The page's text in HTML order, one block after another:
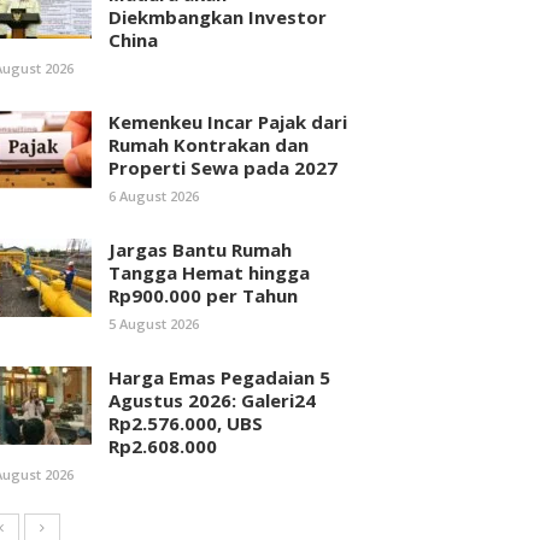
Diekmbangkan Investor
China
2026
Kemenkeu Incar Pajak dari
Rumah Kontrakan dan
Properti Sewa pada 2027
6 August 2026
Jargas Bantu Rumah
Tangga Hemat hingga
Rp900.000 per Tahun
5 August 2026
Harga Emas Pegadaian 5
Agustus 2026: Galeri24
Rp2.576.000, UBS
Rp2.608.000
2026